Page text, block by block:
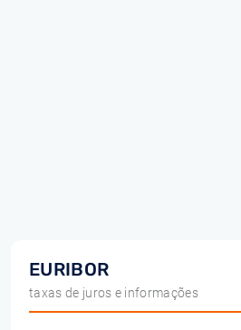
EURIBOR
taxas de juros e informações